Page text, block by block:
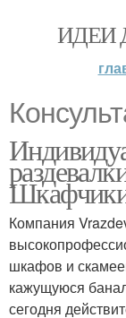
ИДЕИ
Шкафчики
Компания
шкафов и
кажущуюся
сегодня